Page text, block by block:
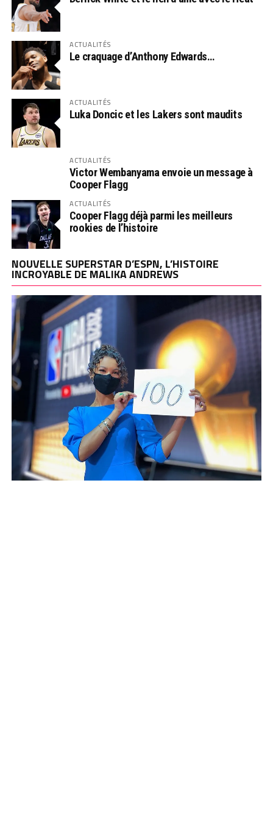
ACTUALITÉS
Le craquage d’Anthony Edwards…
ACTUALITÉS
Luka Doncic et les Lakers sont maudits
ACTUALITÉS
Victor Wembanyama envoie un message à
Cooper Flagg
ACTUALITÉS
Cooper Flagg déjà parmi les meilleurs
rookies de l’histoire
NOUVELLE SUPERSTAR D’ESPN, L’HISTOIRE
INCROYABLE DE MALIKA ANDREWS